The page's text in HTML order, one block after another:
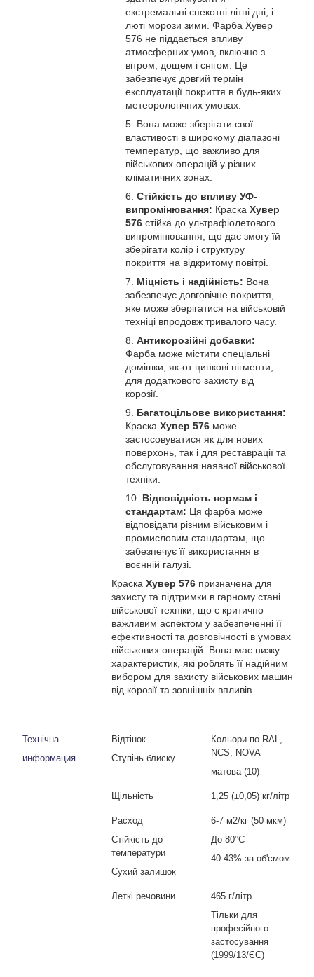
екстремальні спекотні літні дні, і
люті морози зими. Фарба Хувер
576 не піддається впливу
атмосферних умов, включно з
вітром, дощем і снігом. Це
забезпечує довгий термін
експлуатації покриття в будь-яких
метеорологічних умовах.
Вона може зберігати свої
властивості в широкому діапазоні
температур, що важливо для
військових операцій у різних
кліматичних зонах.
Стійкість до впливу УФ-
випромінювання: КраскаХувер
576 стійка до ультрафіолетового
випромінювання, що дає змогу їй
зберігати колір і структуру
покриття на відкритому повітрі.
Міцність і надійність: Вона
забезпечує довговічне покриття,
яке може зберігатися на військовій
техніці впродовж тривалого часу.
Антикорозійні добавки:
Фарба може містити спеціальні
домішки, як-от цинкові пігменти,
для додаткового захисту від
корозії.
Багатоцільове використання:
Краска Хувер 576 може
застосовуватися як для нових
поверхонь, так і для реставрації та
обслуговування наявної військової
техніки.
Відповідність нормам і
стандартам: Ця фарба може
відповідати різним військовим і
промисловим стандартам, що
забезпечує її використання в
воєнній галузі.
Краска Хувер 576 призначена для
захисту та підтримки в гарному стані
військової техніки, що є критично
важливим аспектом у забезпеченні її
ефективності та довговічності в умовах
військових операцій. Вона має низку
характеристик, які роблять її надійним
вибором для захисту військових машин
від корозії та зовнішніх впливів.
Технічна
информация
Відтінок
Ступінь блиску
Кольори по RAL
NCS
NOVA
матова (10)
Щільність 1,25(±0,05)кг/літр
Расход
Стійкість до
температури
Сухий залишок
6-7 м2/кг (50 мкм)
До 80°С
40-43% за об'ємом
Леткі речовини
465 г/літр
Тільки для
професійного
застосування
(1999/13/ЄС)